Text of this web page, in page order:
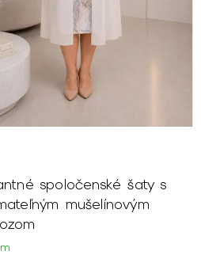
spoločenské šaty s
mušelínovým